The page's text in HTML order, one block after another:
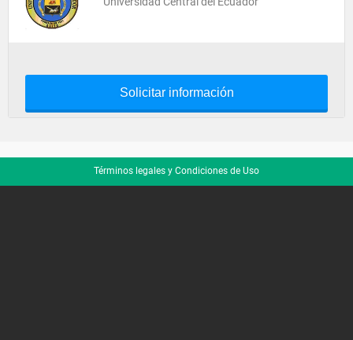
Solicitar información
Términos legales y Condiciones de Uso